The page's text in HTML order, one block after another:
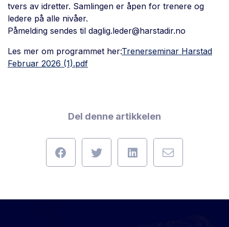
tvers av idretter. Samlingen er åpen for trenere og
ledere på alle nivåer.
Påmelding sendes til daglig.leder@harstadir.no
Les mer om programmet her:Trenerseminar Harstad
Februar 2026 (1).pdf
Del denne artikkelen